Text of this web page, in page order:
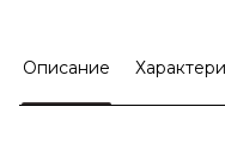
Описание